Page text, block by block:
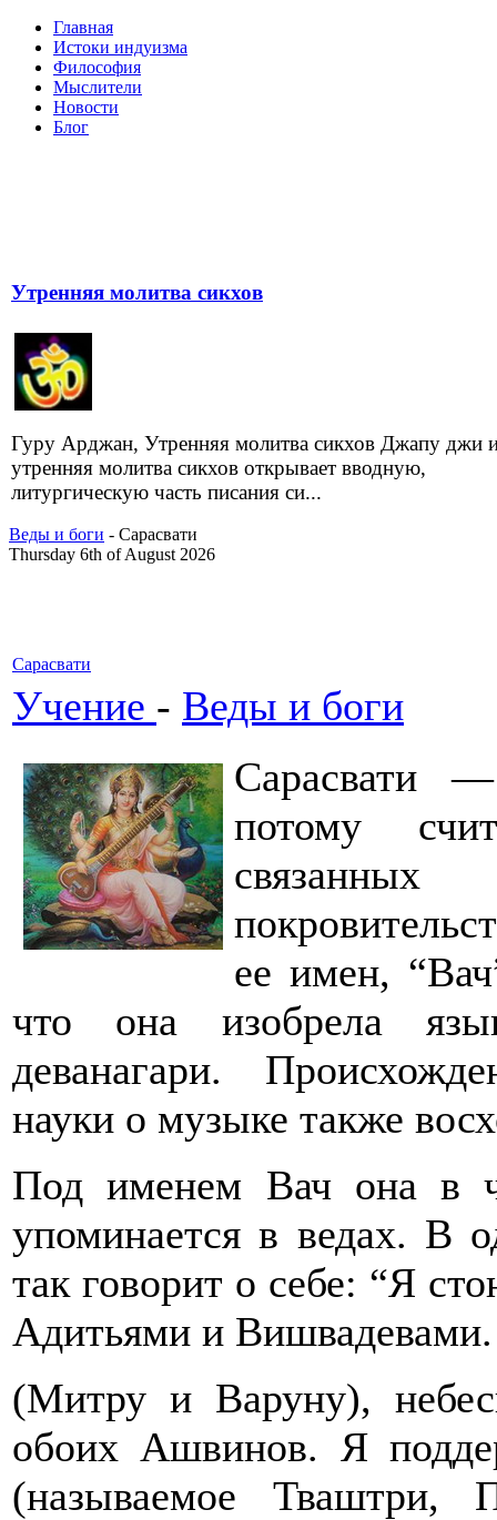
Главная
Истоки индуизма
Философия
Мыслители
Новости
Блог
Утренняя молитва сикхов
Гуру Арджан, Утренняя молитва сикхов Джапу джи
утренняя молитва сикхов открывает вводную,
литургическую часть писания си...
Веды и боги - Сарасвати
Thursday 6th of August 2026
Сарасвати
Учение - Веды и боги
Сарасвати
потому
ее имен,
что она изобрела
деванагари.
науки о музыке также
Под именем Вач она в
упоминается в ведах. В
так говорит о себе: “Я
Адитьями и
(Митру и Варуну),
обоих Ашвинов. Я
(называемое